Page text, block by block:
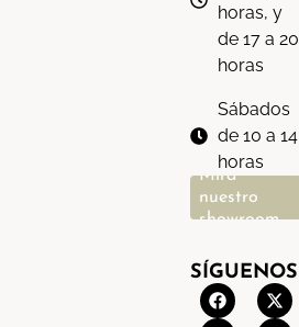
horas, y
de 17 a 20
horas
Sábados
de 10 a 14
horas
Mira
nuestro
showroom
SÍGUENOS